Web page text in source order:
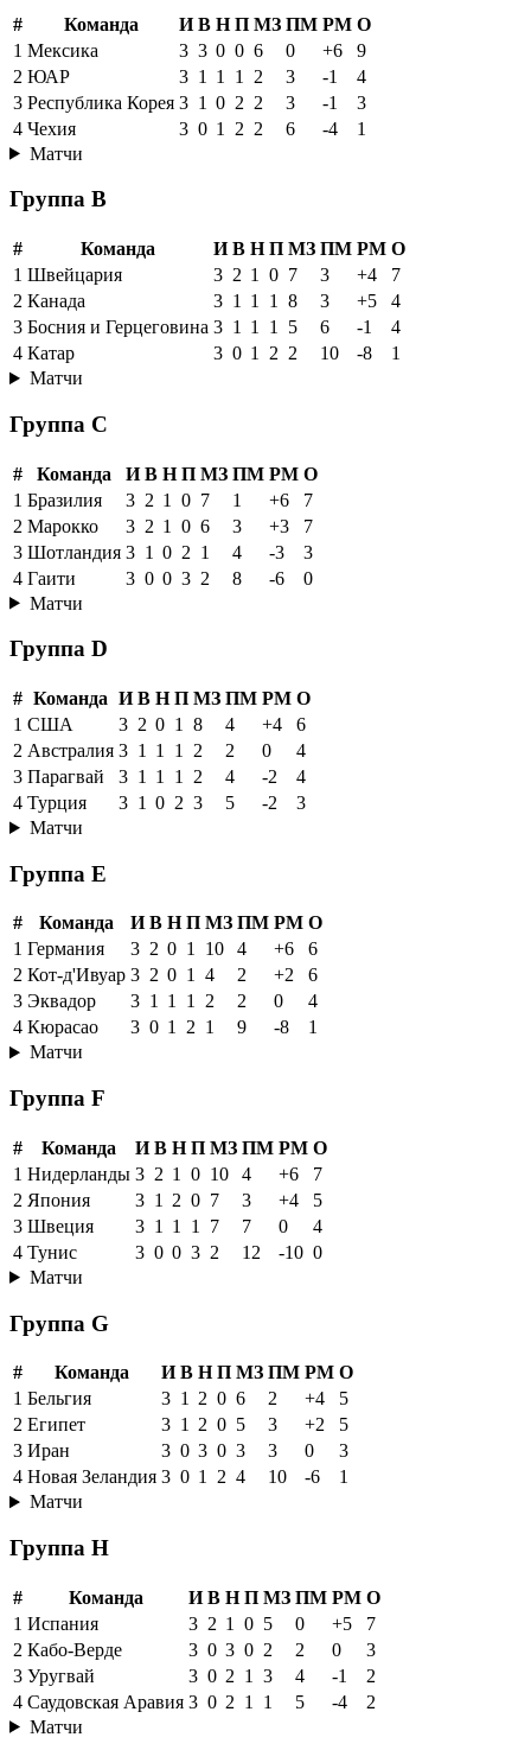
# Команда И В Н П МЗ ПМ РМ О
1 Мексика 3 3 0 0 6 0 +6
9
2 ЮАР 3 1 1 1 2 3 -1
4
3 Республика Корея 3 1 0 2 2 3 -1
3
4 Чехия 3 0 1 2 2 6 -4
1
Матчи
Группа B
# Команда И В Н П МЗ ПМ РМ О
1 Швейцария 3 2 1 0 7 3 +4
7
2 Канада 3 1 1 1 8 3 +5
4
3 Босния и Герцеговина 3 1 1 1 5 6 -1
4
4 Катар 3 0 1 2 2 10 -8
1
Матчи
Группа C
# Команда И В Н П МЗ ПМ РМ О
1 Бразилия 3 2 1 0 7 1 +6
7
2 Марокко 3 2 1 0 6 3 +3
7
3 Шотландия 3 1 0 2 1 4 -3
3
4 Гаити 3 0 0 3 2 8 -6
0
Матчи
Группа D
# Команда И В Н П МЗ ПМ РМ О
1 США 3 2 0 1 8 4 +4
6
2 Австралия 3 1 1 1 2 2 0
4
3 Парагвай 3 1 1 1 2 4 -2
4
4 Турция 3 1 0 2 3 5 -2
3
Матчи
Группа E
# Команда И В Н П МЗ ПМ РМ О
1 Германия 3 2 0 1 10 4 +6
6
2 Кот-д'Ивуар 3 2 0 1 4 2 +2
6
3 Эквадор 3 1 1 1 2 2 0
4
4 Кюрасао 3 0 1 2 1 9 -8
1
Матчи
Группа F
# Команда И В Н П МЗ ПМ РМ О
1 Нидерланды 3 2 1 0 10 4 +6
7
2 Япония 3 1 2 0 7 3 +4
5
3 Швеция 3 1 1 1 7 7 0
4
4 Тунис 3 0 0 3 2 12 -10 0
Матчи
Группа G
# Команда И В Н П МЗ ПМ РМ О
1 Бельгия 3 1 2 0 6 2 +4
5
2 Египет 3 1 2 0 5 3 +2
5
3 Иран 3 0 3 0 3 3 0
3
4 Новая Зеландия 3 0 1 2 4 10 -6
1
Матчи
Группа H
# Команда И В Н П МЗ ПМ РМ О
1 Испания 3 2 1 0 5 0 +5
7
2 Кабо-Верде 3 0 3 0 2 2 0
3
3 Уругвай 3 0 2 1 3 4 -1
2
4 Саудовская Аравия 3 0 2 1 1 5 -4
2
Матчи